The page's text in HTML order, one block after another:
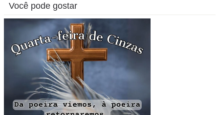
Você pode gostar